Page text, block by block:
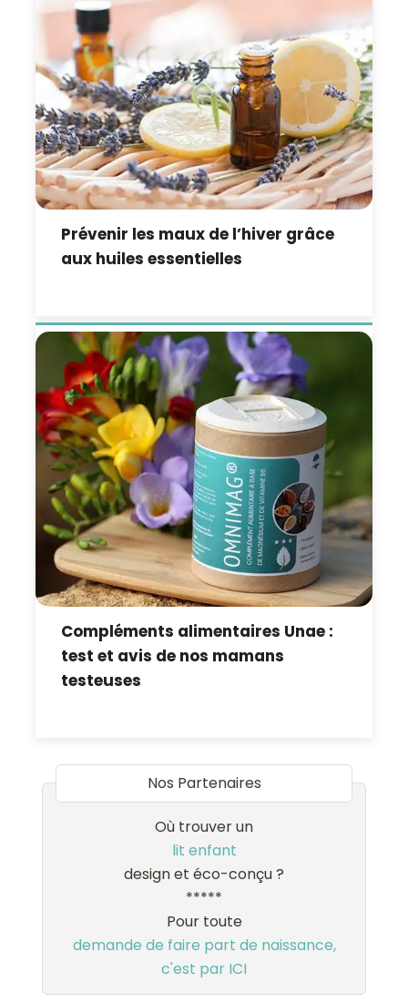
Prévenir les maux de l’hiver grâce
aux huiles essentielles
Compléments alimentaires Unae :
test et avis de nos mamans
testeuses
Nos Partenaires
Où trouver un
lit enfant
design et éco-conçu ?
*****
Pour toute
demande de faire part de naissance,
c'est par ICI